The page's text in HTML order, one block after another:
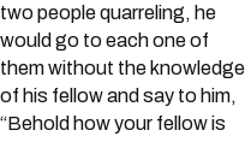
two people quarreling, he
would go to each one of
them without the knowledge
of his fellow and say to him,
“Behold how your fellow is